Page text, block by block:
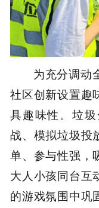
为充分调动
社区创新设置趣
具趣味性。垃
战、模拟垃圾投
单、参与性强，
大人小孩同台互
的游戏氛围中巩